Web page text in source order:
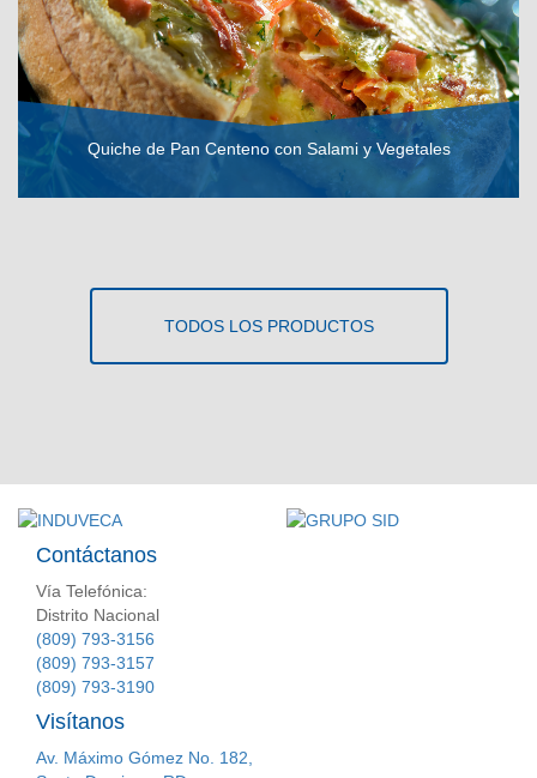
Quiche de Pan Centeno con Salami y Vegetales
TODOS LOS PRODUCTOS
Contáctanos
Vía Telefónica:
Distrito Nacional
(809) 793-3156
(809) 793-3157
(809) 793-3190
Visítanos
Av. Máximo Gómez No. 182,